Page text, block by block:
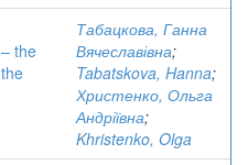
the
Табацкова, Ганна
Вячеславівна;
Tabatskova, Hanna;
Христенко, Ольга
Андріївна;
Khristenko, Olga